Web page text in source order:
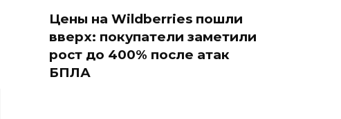
Цены на Wildberries пошли
вверх: покупатели заметили
рост до 400% после атак
БПЛА